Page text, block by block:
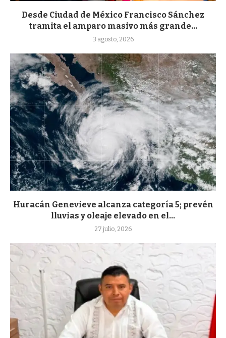
Desde Ciudad de México Francisco Sánchez
tramita el amparo masivo más grande...
3 agosto, 2026
Huracán Genevieve alcanza categoría 5; prevén
lluvias y oleaje elevado en el...
27 julio, 2026